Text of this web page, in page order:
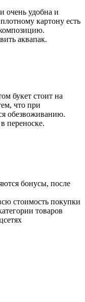
очень удобна и
картону есть
аквапак.
букет стоит на
что при
обезвоживанию.
переноске.
бонусы, после
стоимость покупки
товаров